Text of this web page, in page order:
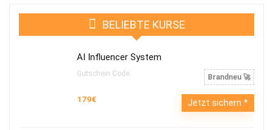
BELIEBTE KURSE
AI Influencer System
Gutschein Code: Brandneu 🚀
179€ Jetzt sichern